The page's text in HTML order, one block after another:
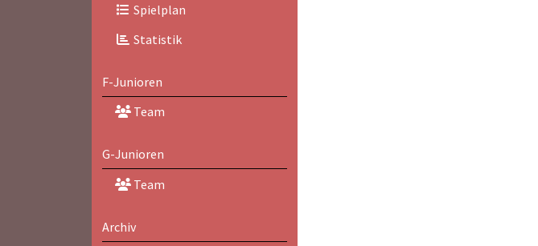
Spielplan
Statistik
F-Junioren
Team
G-Junioren
Team
Archiv